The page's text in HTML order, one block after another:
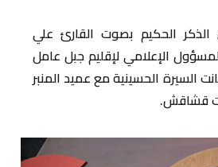
الحكيم بصوت القارئ علي
الإعلامي لإقليم جبل عامل
السيرة الحسينية مع عميد المنبر
قشاقش.